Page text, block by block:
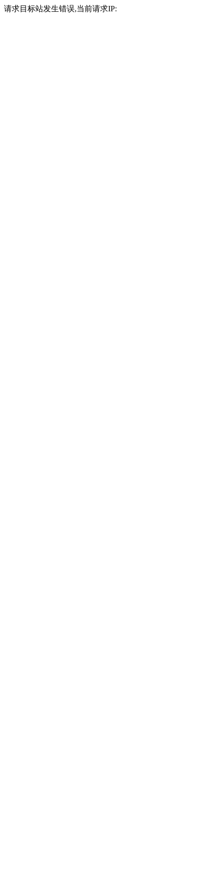
请求目标站发生错误,当前请求IP: